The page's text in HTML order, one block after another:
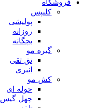
فروشگاه
کلیپس
پولیشی
روزانه
بچگانه
گیره مو
تق تقی
انبری
کش مو
حوله ای
چهل گیس